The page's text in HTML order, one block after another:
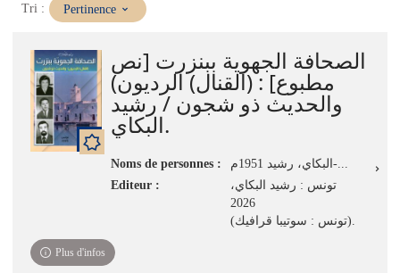
Tri : (Mise
immédiate)
Pertinence
الصحافة الجهوية ببنزرت [نص
مطبوع] : (القنال) الرديون)
والحديث ذو شجون / رشيد
البكاي.
Noms de personnes :
البكاي، رشيد 1951م-...
Editeur :
تونس : رشيد البكاي،
2026
(تونس : سوتيبا قرافيك).
Plus d'infos